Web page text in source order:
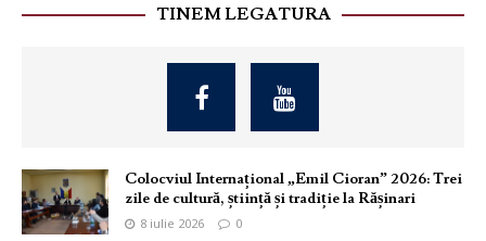
TINEM LEGATURA
Colocviul Internațional „Emil Cioran” 2026: Trei
zile de cultură, știință și tradiție la Rășinari
8 iulie 2026 0